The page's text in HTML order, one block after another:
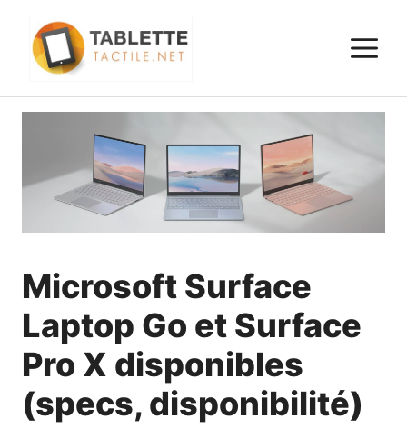
contenu
Microsoft Surface
Laptop Go et Surface
Pro X disponibles
(specs, disponibilité)